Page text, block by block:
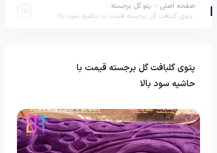
صفحه اصلی > پتو گل برجسته :
پتوی گلبافت گل برجسته قیمت با حاشیه سود بالا
پتوی گلبافت گل برجسته قیمت با
حاشیه سود بالا